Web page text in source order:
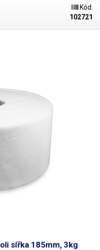
pro balení palet (spolu s
fólie důležitou ochranu proti
třeba svařovat ani lepit,
na svém místě.
Kód:
102721
sířka 185mm, 3kg